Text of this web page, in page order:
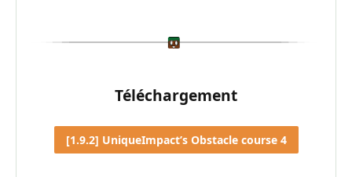
Téléchargement
[1.9.2] UniqueImpact’s Obstacle course 4